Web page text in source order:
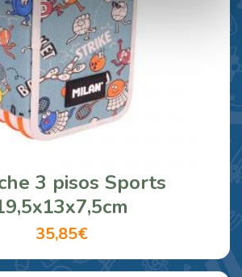
3 pisos Sports
35,85€